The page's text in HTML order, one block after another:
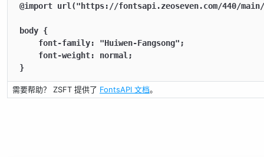
@import url("https://fontsapi.zeoseven.com/440/
body {
    font-family: "Huiwen-Fangsong";
    font-weight: normal;
}
需要帮助？ ZSFT 提供了 FontsAPI 文档。